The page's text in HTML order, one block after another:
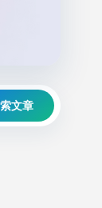
文章